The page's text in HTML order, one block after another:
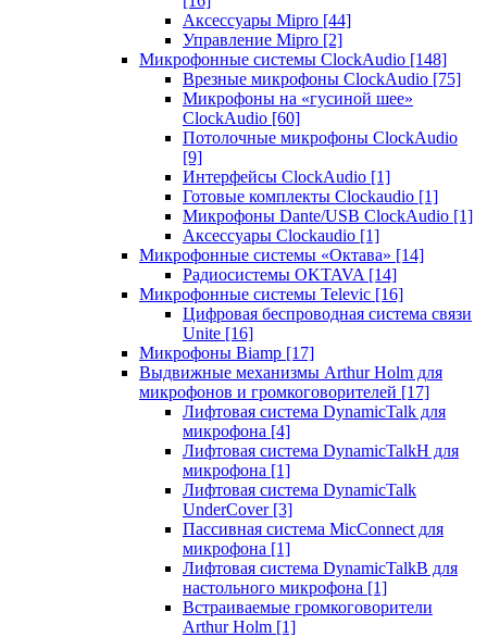
Аксессуары Mipro [44]
Управление Mipro [2]
Микрофонные системы ClockAudio [148]
Врезные микрофоны ClockAudio [75]
Микрофоны на «гусиной шее»
ClockAudio [60]
Потолочные микрофоны ClockAudio
[9]
Интерфейсы ClockAudio [1]
Готовые комплекты Clockaudio [1]
Микрофоны Dante/USB ClockAudio [1]
Аксессуары Clockaudio [1]
Микрофонные системы «Октава» [14]
Радиосистемы OKTAVA [14]
Микрофонные системы Televic [16]
Цифровая беспроводная система связи
Unite [16]
Микрофоны Biamp [17]
Выдвижные механизмы Arthur Holm для
микрофонов и громкоговорителей [17]
Лифтовая система DynamicTalk для
микрофона [4]
Лифтовая система DynamicTalkH для
микрофона [1]
Лифтовая система DynamicTalk
UnderCover [3]
Пассивная система MicConnect для
микрофона [1]
Лифтовая система DynamicTalkB для
настольного микрофона [1]
Встраиваемые громкоговорители
Arthur Holm [1]